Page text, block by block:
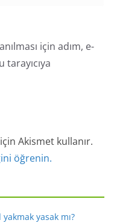
için adım, e-
Akismet kullanır.
öğrenin.
yasak mı?